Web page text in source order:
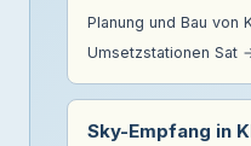
Planung und Bau von
Umsetzstationen Sat
Sky-Empfang in